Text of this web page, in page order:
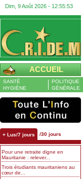
Dim, 9 Août 2026 - 12:55:54
ACCUEIL
SANTÉ
HYGIÈNE
POLITIQUE
GÉNÉRALE
+ Lus/7 jours /30 jours
Pour une retraite digne en
Mauritanie : relever...
Trois étudiants mauritaniens au
cœur de...